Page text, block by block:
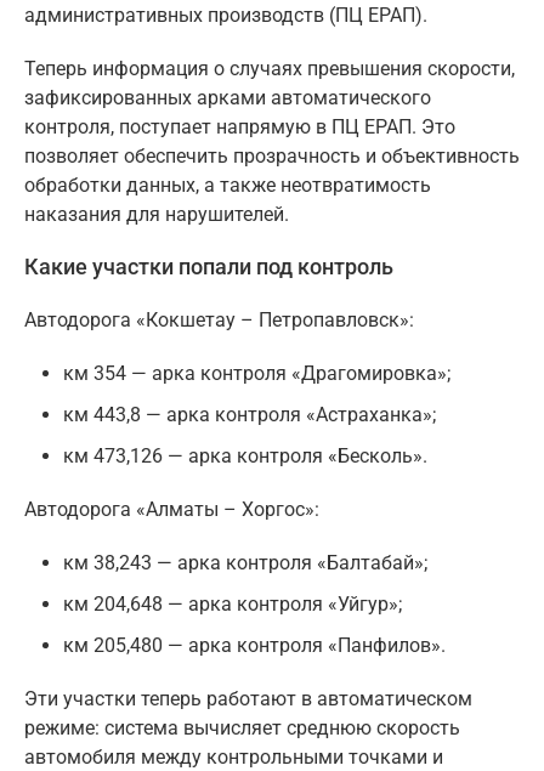
административных производств (ПЦ ЕРАП).
Теперь информация о случаях превышения скорости,
зафиксированных арками автоматического
контроля, поступает напрямую в ПЦ ЕРАП. Это
позволяет обеспечить прозрачность и объективность
обработки данных, а также неотвратимость
наказания для нарушителей.
Какие участки попали под контроль
Автодорога «Кокшетау – Петропавловск»:
км 354 — арка контроля «Драгомировка»;
км 443,8 — арка контроля «Астраханка»;
км 473,126 — арка контроля «Бесколь».
Автодорога «Алматы – Хоргос»:
км 38,243 — арка контроля «Балтабай»;
км 204,648 — арка контроля «Уйгур»;
км 205,480 — арка контроля «Панфилов».
Эти участки теперь работают в автоматическом
режиме: система вычисляет среднюю скорость
автомобиля между контрольными точками и